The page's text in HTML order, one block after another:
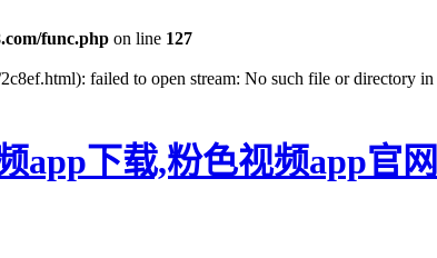
func.php on line 127
failed to open stream: No such file or directory in
app下载,粉色视频app官网